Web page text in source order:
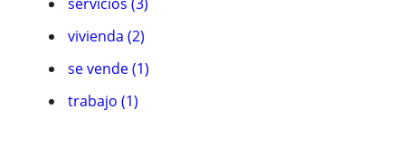
vivienda (2)
se vende (1)
trabajo (1)